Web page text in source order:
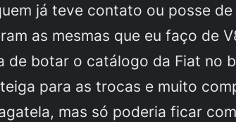
já teve contato ou posse
as mesmas que eu faço de
de botar o catálogo da Fiat no
para as trocas e muito
mas só poderia ficar